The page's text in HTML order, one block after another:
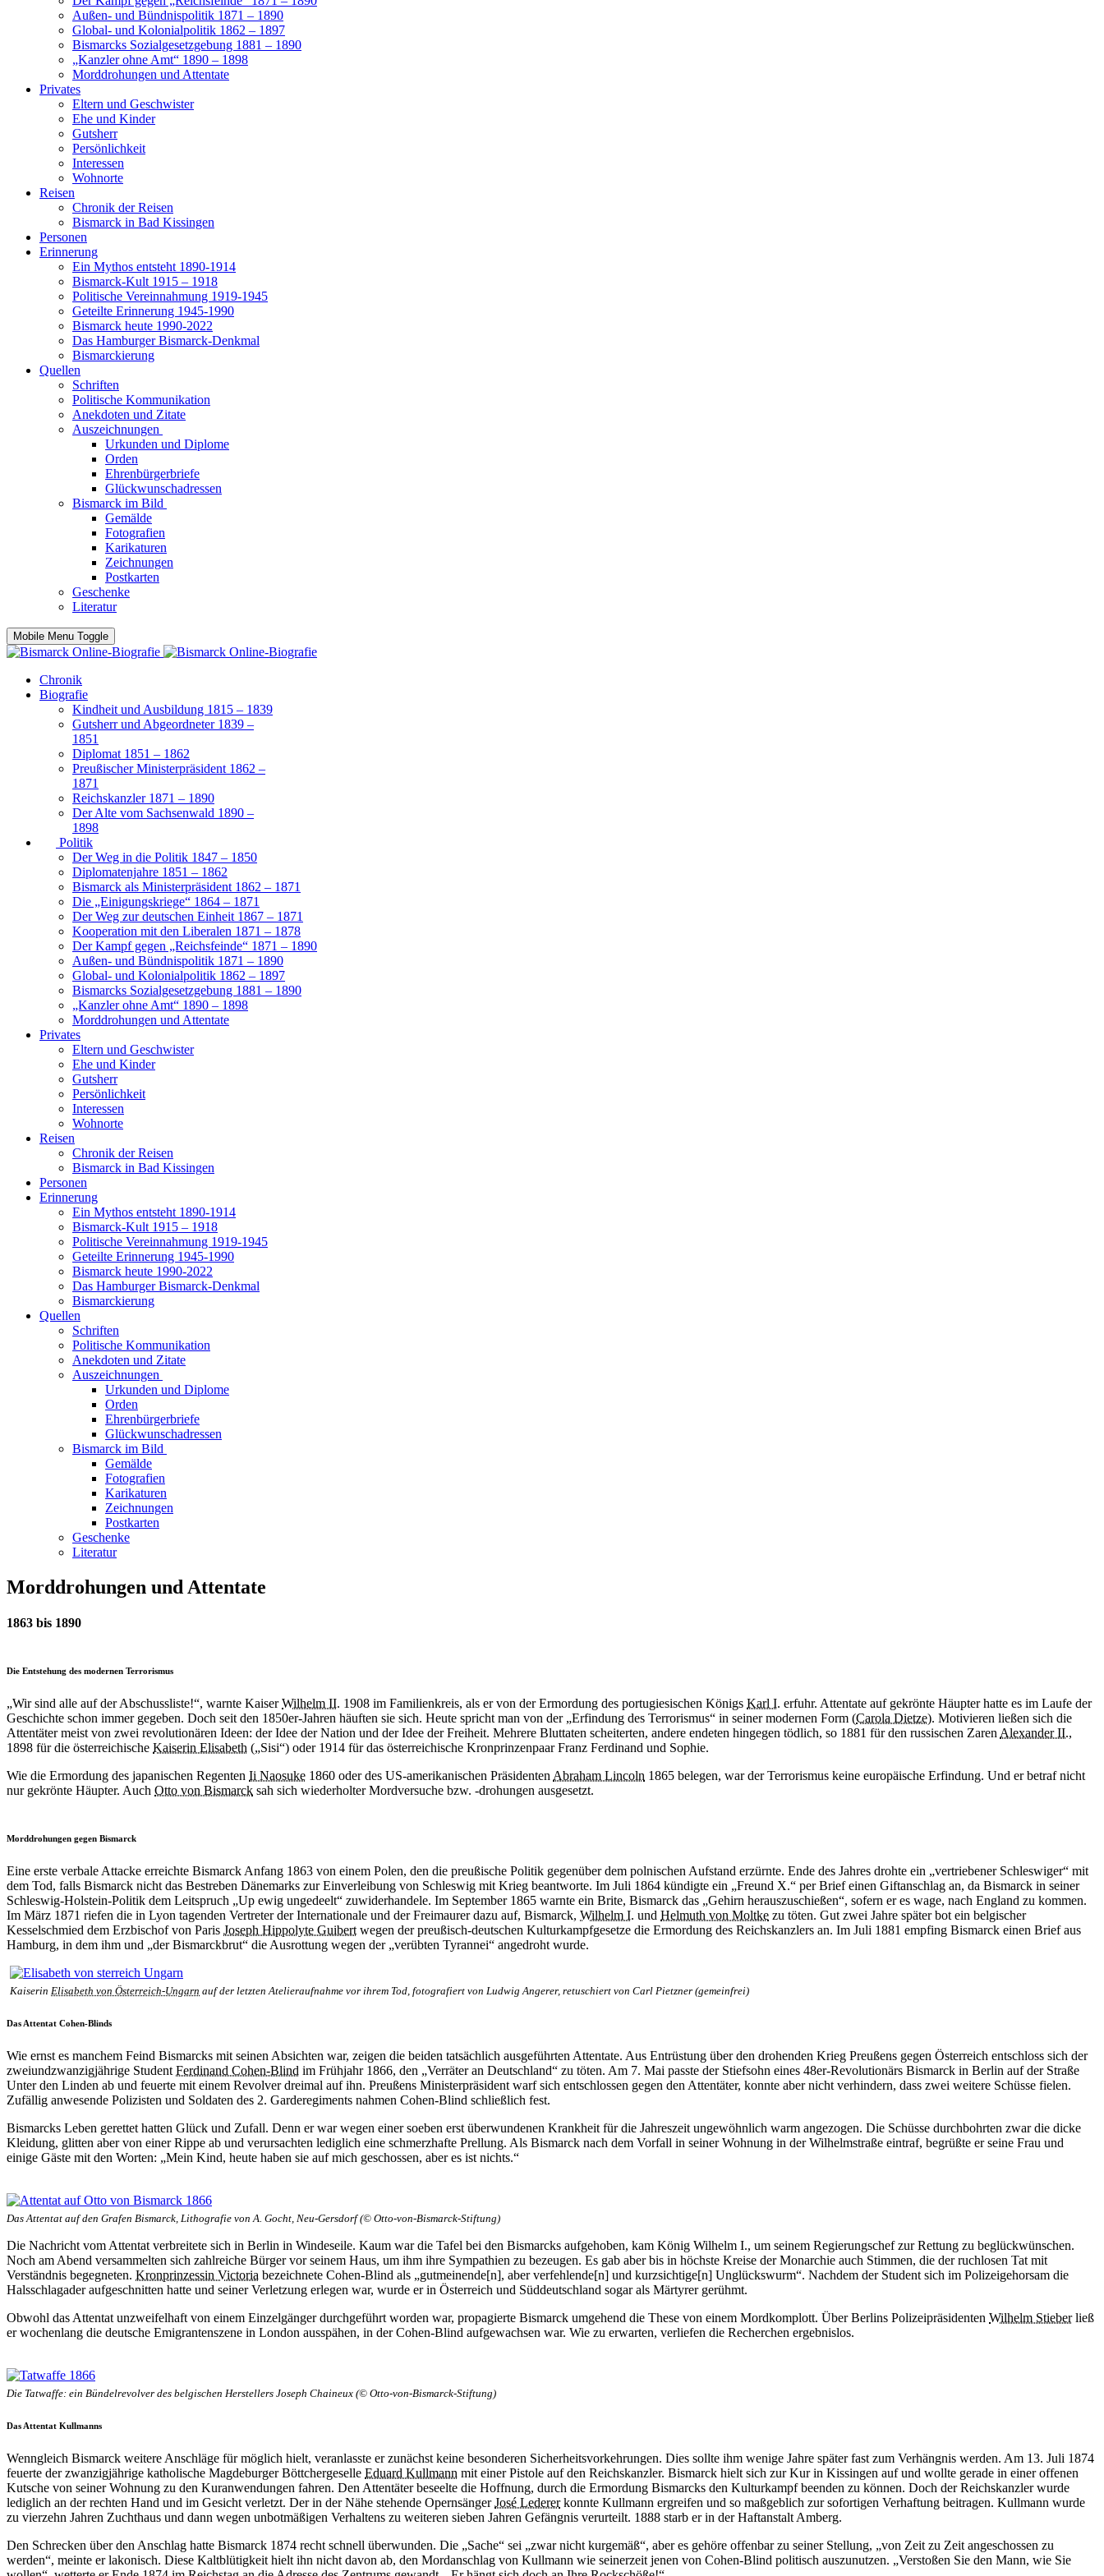
Außen- und Bündnispolitik 1871 – 1890
Global- und Kolonialpolitik 1862 – 1897
Bismarcks Sozialgesetzgebung 1881 – 1890
„Kanzler ohne Amt“ 1890 – 1898
Morddrohungen und Attentate
Privates
Eltern und Geschwister
Ehe und Kinder
Gutsherr
Persönlichkeit
Interessen
Wohnorte
Reisen
Chronik der Reisen
Bismarck in Bad Kissingen
Personen
Erinnerung
Ein Mythos entsteht 1890-1914
Bismarck-Kult 1915 – 1918
Politische Vereinnahmung 1919-1945
Geteilte Erinnerung 1945-1990
Bismarck heute 1990-2022
Das Hamburger Bismarck-Denkmal
Bismarckierung
Quellen
Schriften
Politische Kommunikation
Anekdoten und Zitate
Auszeichnungen
Urkunden und Diplome
Orden
Ehrenbürgerbriefe
Glückwunschadressen
Bismarck im Bild
Gemälde
Fotografien
Karikaturen
Zeichnungen
Postkarten
Geschenke
Literatur
Mobile Menu Toggle
Chronik
Biografie
Kindheit und Ausbildung 1815 – 1839
Gutsherr und Abgeordneter 1839 –
1851
Diplomat 1851 – 1862
Preußischer Ministerpräsident 1862 –
1871
Reichskanzler 1871 – 1890
Der Alte vom Sachsenwald 1890 –
1898
Politik
Der Weg in die Politik 1847 – 1850
Diplomatenjahre 1851 – 1862
Bismarck als Ministerpräsident 1862 – 1871
Die „Einigungskriege“ 1864 – 1871
Der Weg zur deutschen Einheit 1867 – 1871
Kooperation mit den Liberalen 1871 – 1878
Der Kampf gegen „Reichsfeinde“ 1871 – 1890
Außen- und Bündnispolitik 1871 – 1890
Global- und Kolonialpolitik 1862 – 1897
Bismarcks Sozialgesetzgebung 1881 – 1890
„Kanzler ohne Amt“ 1890 – 1898
Morddrohungen und Attentate
Privates
Eltern und Geschwister
Ehe und Kinder
Gutsherr
Persönlichkeit
Interessen
Wohnorte
Reisen
Chronik der Reisen
Bismarck in Bad Kissingen
Personen
Erinnerung
Ein Mythos entsteht 1890-1914
Bismarck-Kult 1915 – 1918
Politische Vereinnahmung 1919-1945
Geteilte Erinnerung 1945-1990
Bismarck heute 1990-2022
Das Hamburger Bismarck-Denkmal
Bismarckierung
Quellen
Schriften
Politische Kommunikation
Anekdoten und Zitate
Auszeichnungen
Urkunden und Diplome
Orden
Ehrenbürgerbriefe
Glückwunschadressen
Bismarck im Bild
Gemälde
Fotografien
Karikaturen
Zeichnungen
Postkarten
Geschenke
Literatur
Morddrohungen und Attentate
1863 bis 1890
Die Entstehung des modernen Terrorismus
„Wir sind alle auf der Abschussliste!“, warnte KaiserWilhelm II. 1908 im Familienkreis, als er von der Ermordung des portugiesischen Königs Karl I. erfuhr. Attentate auf gekrönte Häupter hatte es im Laufe der
Geschichte schon immer gegeben. Doch seit den 1850er-Jahren häuften sie sich. Heute spricht man von der „Erfindung des Terrorismus“ in seiner modernen Form (Carola Dietze). Motivieren ließen sich die
Attentäter meist von zwei revolutionären Ideen: der Idee der Nation und der Idee der Freiheit. Mehrere Bluttaten scheiterten, andere endeten hingegen tödlich, so 1881 für den russischen Zaren Alexander II.,
1898 für die österreichische Kaiserin Elisabeth („Sisi“) oder 1914 für das österreichische Kronprinzenpaar Franz Ferdinand und Sophie.
Wie die Ermordung des japanischen Regenten Ii Naosuke 1860 oder des US-amerikanischen Präsidenten Abraham Lincoln 1865 belegen, war der Terrorismus keine europäische Erfindung. Und er betraf nicht
nur gekrönte Häupter. Auch Otto von Bismarck sah sich wiederholter Mordversuche bzw. -drohungen ausgesetzt.
Morddrohungen gegen Bismarck
Eine erste verbale Attacke erreichte Bismarck Anfang 1863 von einem Polen, den die preußische Politik gegenüber dem polnischen Aufstand erzürnte. Ende des Jahres drohte ein „vertriebener Schleswiger“ mit
dem Tod, falls Bismarck nicht das Bestreben Dänemarks zur Einverleibung von Schleswig mit Krieg beantworte. Im Juli 1864 kündigte ein „Freund X.“ per Brief einen Giftanschlag an, da Bismarck in seiner
Schleswig-Holstein-Politik dem Leitspruch „Up ewig ungedeelt“ zuwiderhandele. Im September 1865 warnte ein Brite, Bismarck das „Gehirn herauszuschießen“, sofern er es wage, nach England zu kommen.
Im März 1871 riefen die in Lyon tagenden Vertreter der Internationale und der Freimaurer dazu auf, Bismarck, Wilhelm I. und Helmuth von Moltke zu töten. Gut zwei Jahre später bot ein belgischer
Kesselschmied dem Erzbischof von Paris Joseph Hippolyte Guibert wegen der preußisch-deutschen Kulturkampfgesetze die Ermordung des Reichskanzlers an. Im Juli 1881 empfing Bismarck einen Brief aus
Hamburg, in dem ihm und „der Bismarckbrut“ die Ausrottung wegen der „verübten Tyrannei“ angedroht wurde.
Kaiserin Elisabeth von Österreich-Ungarn auf der letzten Atelieraufnahme vor ihrem Tod, fotografiert von Ludwig Angerer, retuschiert von Carl Pietzner (gemeinfrei)
Das Attentat Cohen-Blinds
Wie ernst es manchem Feind Bismarcks mit seinen Absichten war, zeigen die beiden tatsächlich ausgeführten Attentate. Aus Entrüstung über den drohenden Krieg Preußens gegen Österreich entschloss sich der
zweiundzwanzigjährige Student Ferdinand Cohen-Blind im Frühjahr 1866, den „Verräter an Deutschland“ zu töten. Am 7. Mai passte der Stiefsohn eines 48er-Revolutionärs Bismarck in Berlin auf der Straße
Unter den Linden ab und feuerte mit einem Revolver dreimal auf ihn. Preußens Ministerpräsident warf sich entschlossen gegen den Attentäter, konnte aber nicht verhindern, dass zwei weitere Schüsse fielen.
Zufällig anwesende Polizisten und Soldaten des 2. Garderegiments nahmen Cohen-Blind schließlich fest.
Bismarcks Leben gerettet hatten Glück und Zufall. Denn er war wegen einer soeben erst überwundenen Krankheit für die Jahreszeit ungewöhnlich warm angezogen. Die Schüsse durchbohrten zwar die dicke
Kleidung, glitten aber von einer Rippe ab und verursachten lediglich eine schmerzhafte Prellung. Als Bismarck nach dem Vorfall in seiner Wohnung in der Wilhelmstraße eintraf, begrüßte er seine Frau und
einige Gäste mit den Worten: „Mein Kind, heute haben sie auf mich geschossen, aber es ist nichts.“
Das Attentat auf den Grafen Bismarck, Lithografie von A. Gocht, Neu-Gersdorf (© Otto-von-Bismarck-Stiftung)
Die Nachricht vom Attentat verbreitete sich in Berlin in Windeseile. Kaum war die Tafel bei den Bismarcks aufgehoben, kam König Wilhelm I., um seinem Regierungschef zur Rettung zu beglückwünschen.
Noch am Abend versammelten sich zahlreiche Bürger vor seinem Haus, um ihm ihre Sympathien zu bezeugen. Es gab aber bis in höchste Kreise der Monarchie auch Stimmen, die der ruchlosen Tat mit
Verständnis begegneten. Kronprinzessin Victoria bezeichnete Cohen-Blind als „gutmeinende[n], aber verfehlende[n] und kurzsichtige[n] Unglückswurm“. Nachdem der Student sich im Polizeigehorsam die
Halsschlagader aufgeschnitten hatte und seiner Verletzung erlegen war, wurde er in Österreich und Süddeutschland sogar als Märtyrer gerühmt.
Obwohl das Attentat unzweifelhaft von einem Einzelgänger durchgeführt worden war, propagierte Bismarck umgehend die These von einem Mordkomplott. Über Berlins Polizeipräsidenten Wilhelm Stieberließ
er wochenlang die deutsche Emigrantenszene in London ausspähen, in der Cohen-Blind aufgewachsen war. Wie zu erwarten, verliefen die Recherchen ergebnislos.
Die Tatwaffe: ein Bündelrevolver des belgischen Herstellers Joseph Chaineux (© Otto-von-Bismarck-Stiftung)
Das Attentat Kullmanns
Wenngleich Bismarck weitere Anschläge für möglich hielt, veranlasste er zunächst keine besonderen Sicherheitsvorkehrungen. Dies sollte ihm wenige Jahre später fast zum Verhängnis werden. Am 13. Juli 1874
feuerte der zwanzigjährige katholische Magdeburger Böttchergeselle Eduard Kullmann mit einer Pistole auf den Reichskanzler. Bismarck hielt sich zur Kur in Kissingen auf und wollte gerade in einer offenen
Kutsche von seiner Wohnung zu den Kuranwendungen fahren. Den Attentäter beseelte die Hoffnung, durch die Ermordung Bismarcks den Kulturkampf beenden zu können. Doch der Reichskanzler wurde
lediglich an der rechten Hand und im Gesicht verletzt. Der in der Nähe stehende OpernsängerJosé Ledererkonnte Kullmann ergreifen und so maßgeblich zur sofortigen Verhaftung beitragen. Kullmann wurde
zu vierzehn Jahren Zuchthaus und dann wegen unbotmäßigen Verhaltens zu weiteren sieben Jahren Gefängnis verurteilt. 1888 starb er in der Haftanstalt Amberg.
Den Schrecken über den Anschlag hatte Bismarck 1874 recht schnell überwunden. Die „Sache“ sei „zwar nicht kurgemäß“, aber es gehöre offenbar zu seiner Stellung, „von Zeit zu Zeit angeschossen zu
werden“, meinte er lakonisch. Diese Kaltblütigkeit hielt ihn nicht davon ab, den Mordanschlag von Kullmann wie seinerzeit jenen von Cohen-Blind politisch auszunutzen. „Verstoßen Sie den Mann, wie Sie